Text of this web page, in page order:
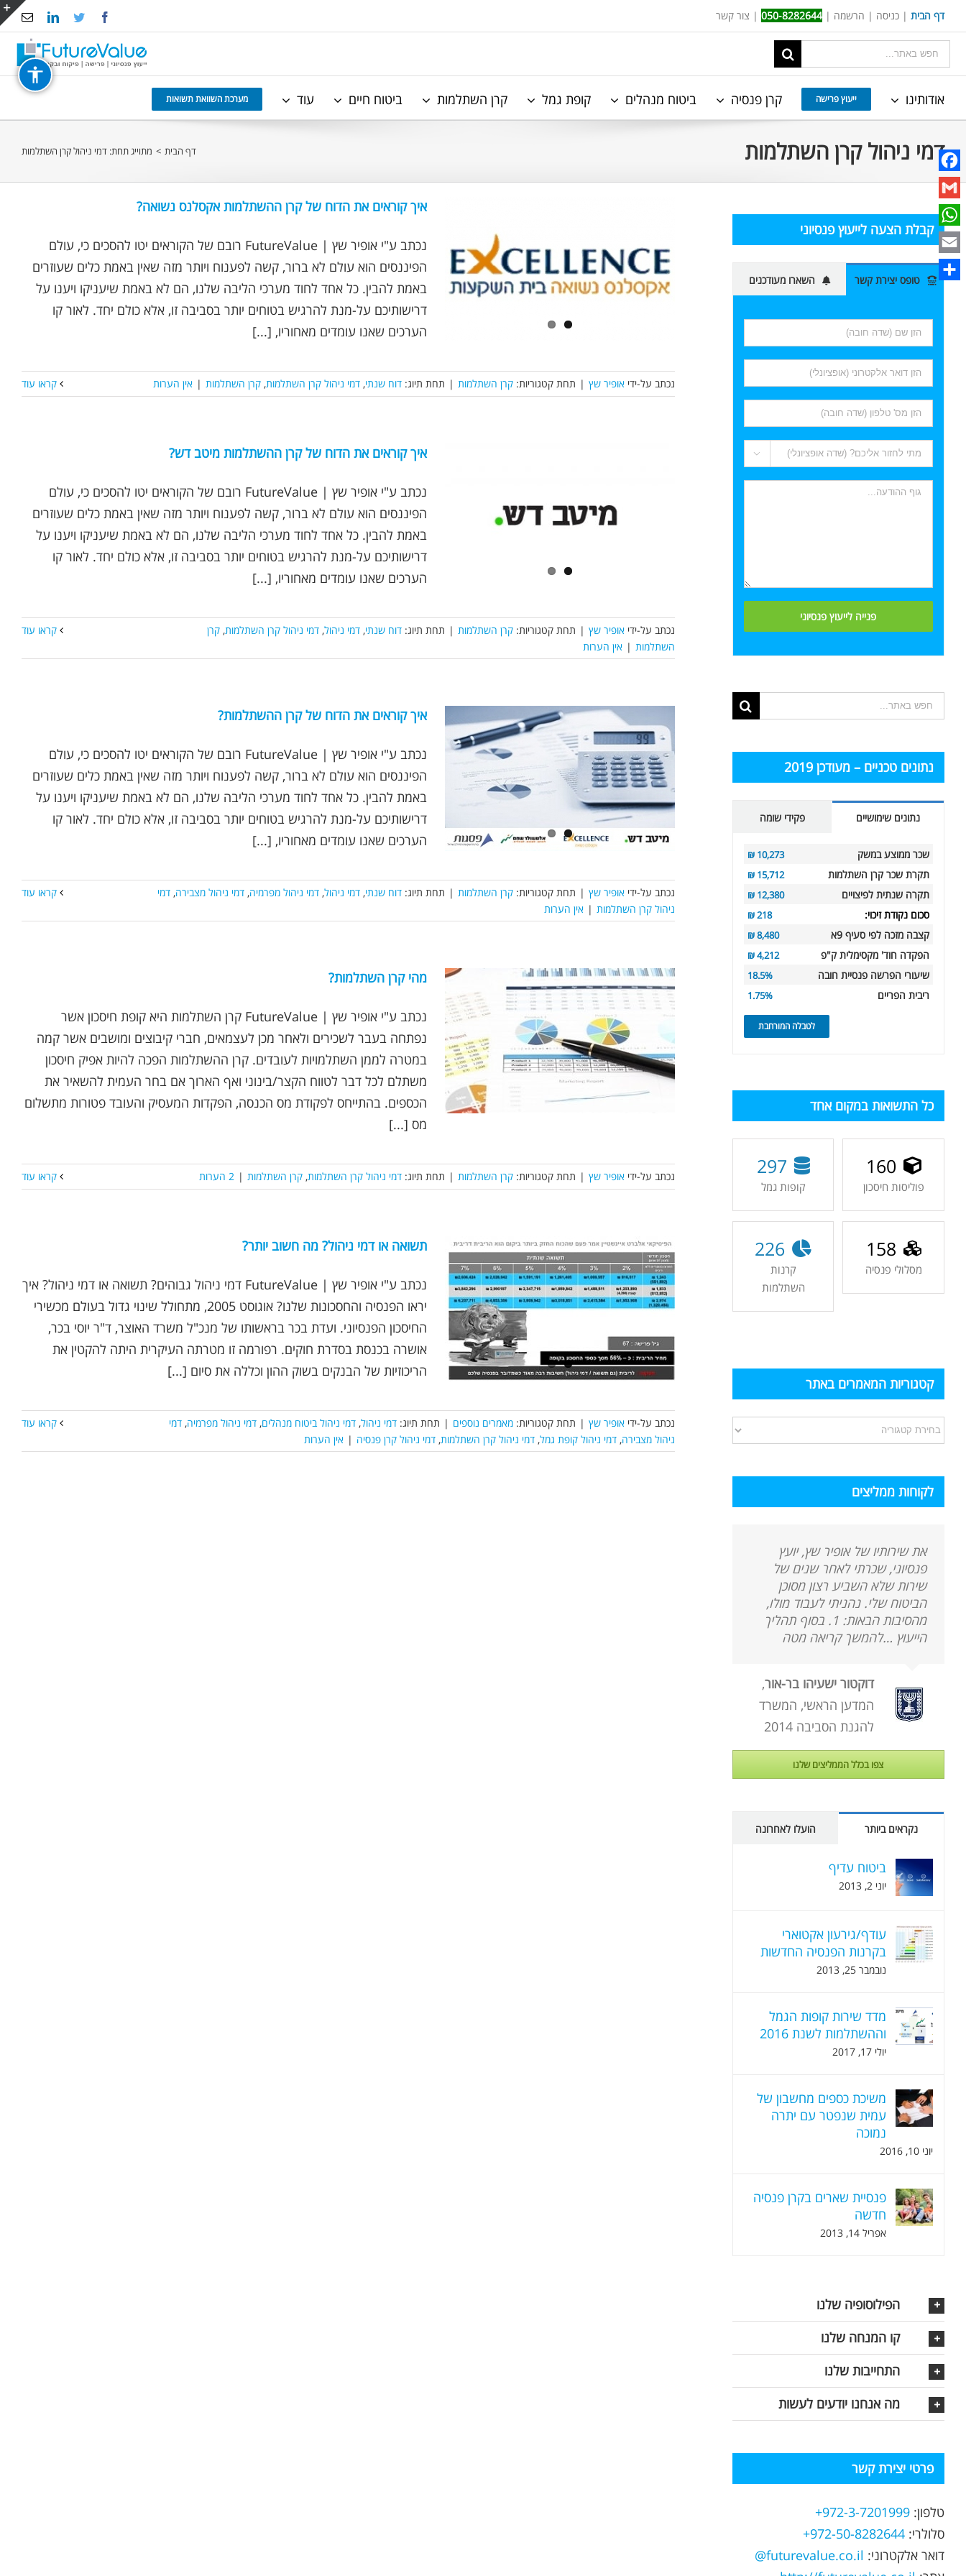
Skip
to
content
דף הבית | כניסה | הרשמה |
050-8282644
| צור קשר Facebook
Twitter
LinkedIn
תוצאות
החיפוש
עבור:
אודותינו ייעוץ פרישה קרן פנסיה ביטוח מנהלים קופת גמל קרן השתלמות ביטוח חיים עוד מערכת השוואת תשואות
דמי ניהול קרן השתלמות דף הבית > מתוייג תחת: דמי ניהול קרן השתלמות
איך קוראים את הדוח של קרן ההשתלמות אקסלנס נשואה?
נכתב ע"י אופיר שץ | FutureValue רובם של הקוראים יטו להסכים כי, עולם
הפיננסים הוא עולם לא ברור, קשה לפענוח ויותר מזה שאין באמת כלים שעוזרים
באמת להבין. כל אחד לחוד מערכי הליבה שלנו, הם לא באמת שיעניקו ויענו על
דרישותיכם על-מנת להרגיש בטוחים יותר בסביבה זו, אלא כולם יחד. לאור קו
הערכים שאנו עומדים מאחוריו, [...]
נכתב על-ידיאופיר שץ | תחת קטגוריות:קרן השתלמות | תחת תיוג:דוח שנתי,דמי ניהול קרן השתלמות,קרן השתלמות | אין הערות קראו עוד
איך קוראים את הדוח של קרן ההשתלמות מיטב דש?
נכתב ע"י אופיר שץ | FutureValue רובם של הקוראים יטו להסכים כי, עולם
הפיננסים הוא עולם לא ברור, קשה לפענוח ויותר מזה שאין באמת כלים שעוזרים
באמת להבין. כל אחד לחוד מערכי הליבה שלנו, הם לא באמת שיעניקו ויענו על
דרישותיכם על-מנת להרגיש בטוחים יותר בסביבה זו, אלא כולם יחד. לאור קו
הערכים שאנו עומדים מאחוריו, [...]
נכתב על-ידיאופיר שץ | תחת קטגוריות:קרן השתלמות | תחת תיוג:דוח שנתי,דמי ניהול,דמי ניהול קרן השתלמות,קרן
השתלמות | אין הערות
קראו עוד
איך קוראים את הדוח של קרן ההשתלמות?
נכתב ע"י אופיר שץ | FutureValue רובם של הקוראים יטו להסכים כי, עולם
הפיננסים הוא עולם לא ברור, קשה לפענוח ויותר מזה שאין באמת כלים שעוזרים
באמת להבין. כל אחד לחוד מערכי הליבה שלנו, הם לא באמת שיעניקו ויענו על
דרישותיכם על-מנת להרגיש בטוחים יותר בסביבה זו, אלא כולם יחד. לאור קו
הערכים שאנו עומדים מאחוריו, [...]
נכתב על-ידיאופיר שץ | תחת קטגוריות:קרן השתלמות | תחת תיוג:דוח שנתי,דמי ניהול,דמי ניהול מפרמיה,דמי ניהול מצבירה,דמי
ניהול קרן השתלמות | אין הערות
קראו עוד
מהי קרן השתלמות?
נכתב ע"י אופיר שץ | FutureValue קרן השתלמות היא קופת חיסכון אשר
נפתחה בעבר לשכירים ולאחר מכן לעצמאים, חברי קיבוצים ומושבים אשר קמה
במטרה לממן השתלמויות לעובדים. קרן ההשתלמות הפכה להיות אפיק חיסכון
משתלם לכל דבר לטווח הקצר/בינוני ואף הארוך אם בחר העמית להשאיר את
הכספים. בהתייחס לפקודת מס הכנסה, הפקדות המעסיק והעובד פטורות מתשלום
מס [...]
נכתב על-ידיאופיר שץ | תחת קטגוריות:קרן השתלמות | תחת תיוג:דמי ניהול קרן השתלמות,קרן השתלמות | 2 הערות קראו עוד
תשואה או דמי ניהול? מה חשוב יותר?
נכתב ע"י אופיר שץ | FutureValue דמי ניהול גבוהים? תשואה או דמי ניהול? איך
יראו הפנסיה והחסכונות שלנו? אוגוסט 2005, מתחולל שינוי גדול בעולם מכשירי
החיסכון הפנסיוני. ועדת בכר בראשותו של מנכ"ל משרד האוצר, ד"ר יוסי בכר,
אושרה בכנסת בסדרת חוקים. רפורמה זו מטרתה העיקרית היתה להקטין את
הריכוזיות של הבנקים בשוק ההון וכללה את סיום [...]
נכתב על-ידיאופיר שץ | תחת קטגוריות:מאמרים נוספים | תחת תיוג:דמי ניהול,דמי ניהול ביטוח מנהלים,דמי ניהול מפרמיה,דמי
ניהול מצבירה,דמי ניהול קופת גמל,דמי ניהול קרן השתלמות,דמי ניהול קרן פנסיה | אין הערות
קראו עוד
קבלת הצעה לייעוץ פנסיוני
טופס יצירת קשר השארו מעודכנים

תוצאות
החיפוש
נתונים טכניים – מעודכן 2019
נתונים שימושיים פקידי שומה
שכר ממוצע במשק 10,273 ₪
תקרת שכר קרן השתלמות 15,712 ₪
תקרה שנתית לפיצויים 12,380 ₪
סכום נקודת זיכוי: 218 ₪
קצבה מזכה לפי סעיף 9א 8,480 ₪
הפקדה חוד' מקסימלית ק"פ 4,212 ₪
שיעורי הפרשה פנסיית חובה 18.5%
ריבית הפריים 1.75%
לטבלה המורחבת
כל התשואות במקום אחד
160
פוליסות חיסכון
158
מסלולי פנסיה
297
קופות גמל
226
קרנות
השתלמות
קטגוריות המאמרים באתר
קטגוריות
המאמרים
לקוחות ממליצים
את שירותיו של אופיר שץ, יועץ
פנסיוני, שכרתי לאחר שנים של
שירות שלא השביע רצון מסוכן
הביטוח שלי. נהניתי לעבוד מולו,
מהסיבות הבאות: 1. בסוף תהליך
הייעוץ …להמשך קריאה מטה
דוקטור ישעיהו בר-אור,
המדען הראשי, המשרד
להגנת הסביבה 2014
צפו בכלל הממליצים שלנו
נקראים ביותר הועלו לאחרונה
ביטוח עדיף
יוני 2, 2013
עודף/גירעון אקטוארי
בקרנות הפנסיה החדשות
נובמבר 25, 2013
מדד שירות קופות הגמל
וההשתלמות לשנת 2016
יולי 17, 2017
משיכת כספים מחשבון של
עמית שנפטר עם יתרה
נמוכה
יוני 10, 2016
פנסיית שארים בקרן פנסיה
חדשה
אפריל 14, 2013
הפילוסופיה שלנו
קו המנחה שלנו
התחייבות שלנו
מה אנחנו יודעים לעשות
פרטי יצירת קשר
טלפון: 972-3-7201999+
סלולרי: 972-50-8282644+
דואר אלקטרוני: futurevalue.co.il@
Facebook
Gmail
WhatsApp
Email